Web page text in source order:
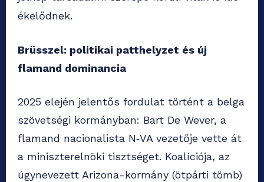
ékelődnek.
Brüsszel: politikai patthelyzet és új
flamand dominancia
2025 elején jelentős fordulat történt a belga
szövetségi kormányban: Bart De Wever, a
flamand nacionalista N‑VA vezetője vette át
a miniszterelnöki tisztséget. Koalíciója, az
úgynevezett Arizona-kormány (ötpárti tömb)